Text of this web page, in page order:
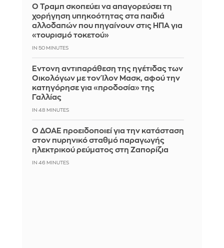
Ο Τραμπ σκοπεύει να απαγορεύσει τη
χορήγηση υπηκοότητας στα παιδιά
αλλοδαπών που πηγαίνουν στις ΗΠΑ για
«τουρισμό τοκετού»
IN 50 MINUTES
Έντονη αντιπαράθεση της ηγέτιδας των
Οικολόγων με τον Ίλον Μασκ, αφού την
κατηγόρησε για «προδοσία» της
Γαλλίας
IN 48 MINUTES
Ο ΔΟΑΕ προειδοποιεί για την κατάσταση
στον πυρηνικό σταθμό παραγωγής
ηλεκτρικού ρεύματος στη Ζαπορίζια
IN 46 MINUTES